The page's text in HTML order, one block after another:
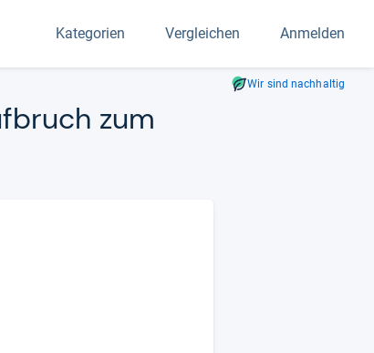
Kategorien Vergleichen Anmelden
Wir sind nachhaltig
zum